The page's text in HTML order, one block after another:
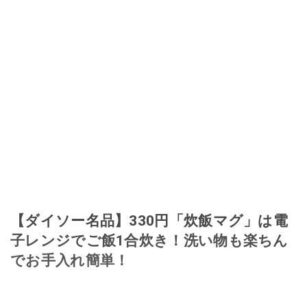
【ダイソー名品】330円「炊飯マグ」は電
子レンジでご飯1合炊き！洗い物も楽ちん
でお手入れ簡単！